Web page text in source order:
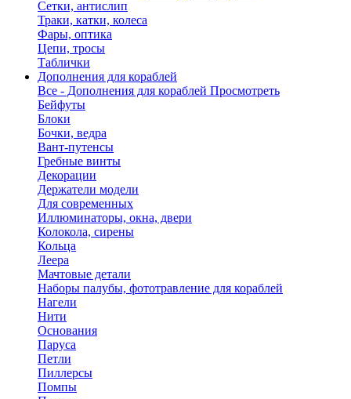
Сетки, антислип
Траки, катки, колеса
Фары, оптика
Цепи, тросы
Таблички
Дополнения для кораблей
Все - Дополнения для кораблей Просмотреть
Бейфуты
Блоки
Бочки, ведра
Вант-путенсы
Гребные винты
Декорации
Держатели модели
Для современных
Иллюминаторы, окна, двери
Колокола, сирены
Кольца
Леера
Мачтовые детали
Наборы палубы, фототравление для кораблей
Нагели
Нити
Основания
Паруса
Петли
Пиллерсы
Помпы